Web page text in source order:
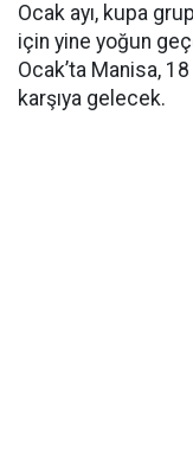
Ocak ayı, kupa
için yine yoğun
Ocak’ta Manisa,
karşıya gelecek.